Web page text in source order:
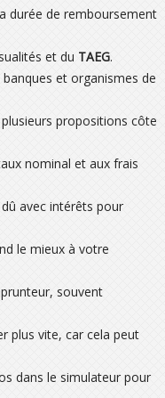
durée de remboursement
et du TAEG.
et organismes de
propositions côte
nominal et aux frais
avec intérêts pour
le mieux à votre
souvent
plus vite, car cela peut
dans le simulateur pour